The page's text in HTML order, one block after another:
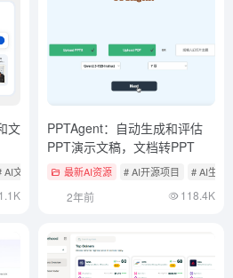
文
AI文本转视频
PPTAgent：自动生成和评估
PPT演示文稿，文档转PPT
最新AI资源 # AI开源项目 # AI生成
2年前 118.4K